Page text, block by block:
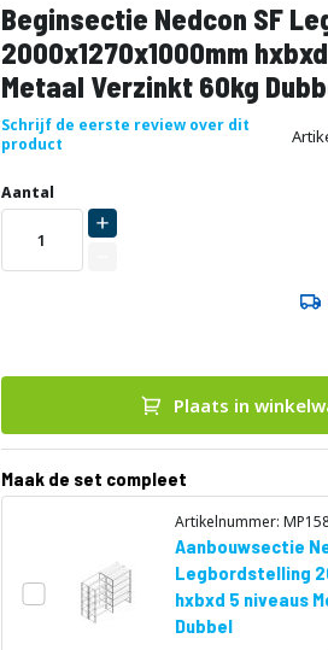
Beginsectie Nedcon SF
2000x1270x1000mm
Metaal Verzinkt 60kg
Schrijf de eerste review over dit
product
Uw
aanpassing
DIRECT
LEVERBAAR
Aantal
Plaats in
Maak de set compleet
Artikelnummer:
Aanbouwsectie
Legbordstelling
hxbxd 5 niveaus
Dubbel